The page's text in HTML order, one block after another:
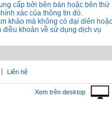
cấp bởi bên bán hoặc bên thứ
xác của thông tin đó.
khảo mà không có đại diên hoặc
khoản về sử dụng dịch vụ
Liên hệ
Xem trên desktop